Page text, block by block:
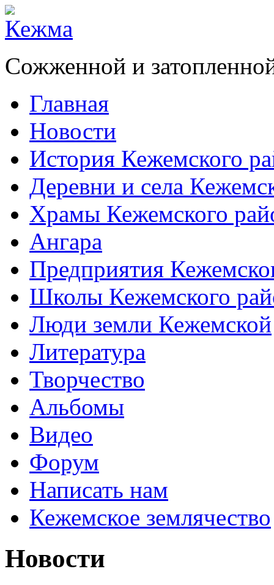
Сожженной и
Главная
Новости
История Кежемского
Деревни и села
Храмы Кежемского
Ангара
Предприятия
Школы Кежемского
Люди земли Кежемской
Литература
Творчество
Альбомы
Видео
Форум
Написать нам
Кежемское землячество
Новости